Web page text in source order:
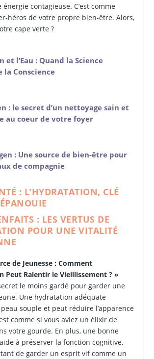
énergie contagieuse. C’est comme
héros de votre propre bien-être. Alors,
cape verte ?
et l’Eau : Quand la Science
la Conscience
: le secret d’un nettoyage sain et
au coeur de votre foyer
: Une source de bien-être pour
de compagnie
: L’HYDRATATION, CLÉ
: LES VERTUS DE
POUR UNE VITALITÉ
de Jeunesse : Comment
Peut Ralentir le Vieillissement ? »
le moins gardé pour garder une
Une hydratation adéquate
souple et peut réduire l’apparence
comme si vous aviez un élixir de
votre gourde. En plus, une bonne
à préserver la fonction cognitive,
de garder un esprit vif comme un